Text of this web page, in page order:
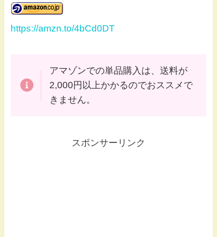
https://amzn.to/4bCd0DT
アマゾンでの単品購入は、送料が
2,000円以上かかるのでおススメで
きません。
スポンサーリンク